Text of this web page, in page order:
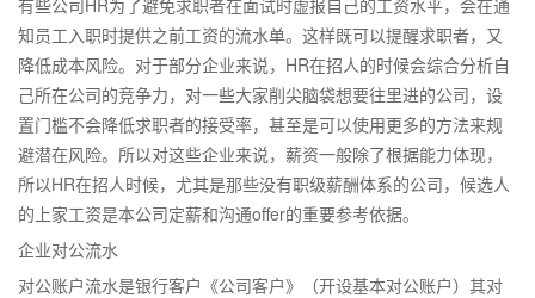
有些公司HR为了避免求职者在面试时虚报自己的工资水平，会在通
知员工入职时提供之前工资的流水单。这样既可以提醒求职者，又
降低成本风险。对于部分企业来说，HR在招人的时候会综合分析自
己所在公司的竞争力，对一些大家削尖脑袋想要往里进的公司，设
置门槛不会降低求职者的接受率，甚至是可以使用更多的方法来规
避潜在风险。所以对这些企业来说，薪资一般除了根据能力体现，
所以HR在招人时候，尤其是那些没有职级薪酬体系的公司，候选人
的上家工资是本公司定薪和沟通offer的重要参考依据。
企业对公流水
对公账户流水是银行客户《公司客户》（开设基本对公账户）其对